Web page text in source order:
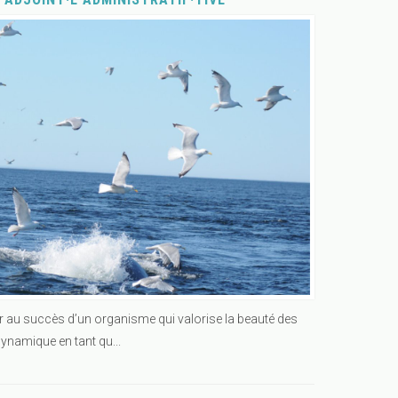
au succès d’un organisme qui valorise la beauté des
en tant qu...